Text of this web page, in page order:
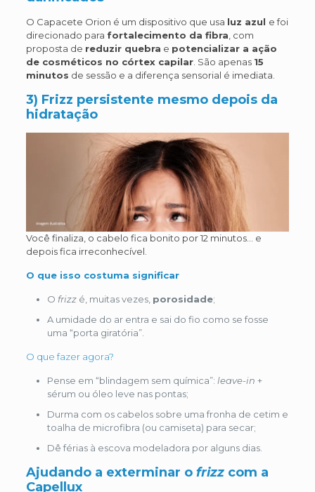
O Capacete Orion é um dispositivo que usa luz azul e foi
direcionado para fortalecimento da fibra, com
proposta de reduzir quebra e potencializar a ação
de cosméticos no córtex capilar. São apenas 15
minutos de sessão e a diferença sensorial é imediata.
3) Frizz persistente mesmo depois da
hidratação
Você finaliza, o cabelo fica bonito por 12 minutos… e
depois fica irreconhecível.
O que isso costuma significar
O frizz é, muitas vezes, porosidade;
A umidade do ar entra e sai do fio como se fosse
uma “porta giratória”.
O que fazer agora?
Pense em “blindagem sem química”: leave-in +
sérum ou óleo leve nas pontas;
Durma com os cabelos sobre uma fronha de cetim e
toalha de microfibra (ou camiseta) para secar;
Dê férias à escova modeladora por alguns dias.
Ajudando a exterminar o frizzcom a
Capellux